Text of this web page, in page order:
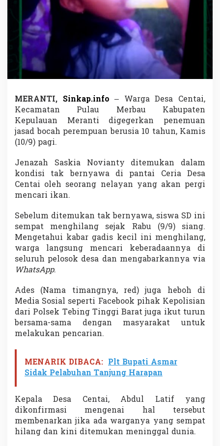
i
l
a
n
g
,
G
K
e
c
i
l
K
p
u
a
n
M
e
r
t
i
D
t
B
e
r
n
MERANTI, Sinkap.info – Warga Desa Centai,
Kecamatan Pulau Merbau Kabupaten
Kepulauan Meranti digegerkan penemuan
jasad bocah perempuan berusia 10 tahun, Kamis
(10/9) pagi.
Jenazah Saskia Novianty ditemukan dalam
kondisi tak bernyawa di pantai Ceria Desa
Centai oleh seorang nelayan yang akan pergi
mencari ikan.
Sebelum ditemukan tak bernyawa, siswa SD ini
sempat menghilang sejak Rabu (9/9) siang.
Mengetahui kabar gadis kecil ini menghilang,
warga langsung mencari keberadaannya di
seluruh pelosok desa dan mengabarkannya via
WhatsApp.
Ades (Nama timangnya, red) juga heboh di
Media Sosial seperti Facebook pihak Kepolisian
dari Polsek Tebing Tinggi Barat juga ikut turun
bersama-sama dengan masyarakat untuk
melakukan pencarian.
MENARIK DIBACA: Plt Bupati Asmar
Sidak Pelabuhan Tanjung Harapan
Kepala Desa Centai, Abdul Latif yang
dikonfirmasi mengenai hal tersebut
membenarkan jika ada warganya yang sempat
hilang dan kini ditemukan meninggal dunia.